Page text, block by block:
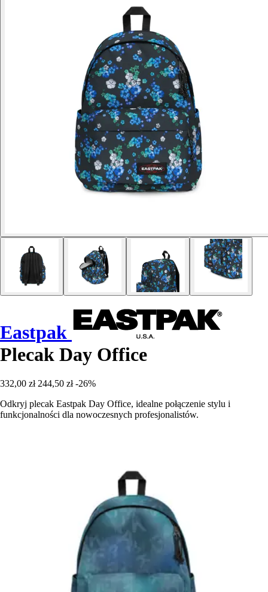
Eastpak
Plecak Day Office
332,00 zł 244,50 zł -26%
Odkryj plecak Eastpak Day Office, idealne połączenie stylu i
funkcjonalności dla nowoczesnych profesjonalistów.